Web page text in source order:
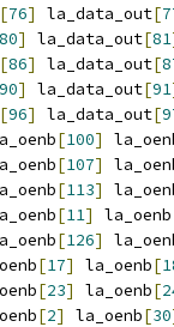
[76] la_data_out[
80] la_data_out[81
[86] la_data_out[
90] la_data_out[91
[96] la_data_out[
[100]
[107]
[113]
[11] la_oenb
[126]
[17] la_oenb[
[23] la_oenb[
[2] la_oenb[30